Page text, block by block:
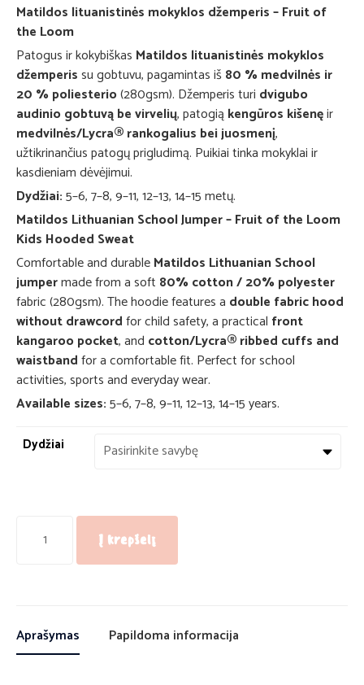
Matildos lituanistinės mokyklos džemperis – Fruit of
the Loom
Patogus ir kokybiškas Matildos lituanistinės mokyklos
džemperissu gobtuvu, pagamintas iš 80 % medvilnės ir
20 % poliesterio(280gsm). Džemperis turi dvigubo
audinio gobtuvą be virvelių, patogiąkengūros kišenęir
medvilnės/Lycra® rankogalius bei juosmenį,
užtikrinančius patogų prigludimą. Puikiai tinka mokyklai ir
kasdieniam dėvėjimui.
Dydžiai:5–6, 7–8, 9–11, 12–13, 14–15 metų.
Matildos Lithuanian School Jumper – Fruit of the Loom
Kids Hooded Sweat
Comfortable and durableMatildos Lithuanian School
jumpermade from a soft 80% cotton / 20% polyester
fabric (280gsm). The hoodie features a double fabric hood
without drawcordfor child safety, a practical front
kangaroo pocket, and cotton/Lycra® ribbed cuffs and
waistbandfor a comfortable fit. Perfect for school
activities, sports and everyday wear.
Available sizes:5–6, 7–8, 9–11, 12–13, 14–15 years.
Dydžiai
Į krepšelį
Aprašymas Papildoma informacija